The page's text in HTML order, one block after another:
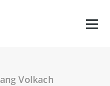
Volkach